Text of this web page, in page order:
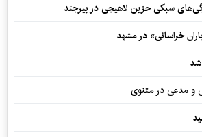
سبکی حزین لاهیجی در بیرجند
خراسانی» در مشهد
و مدعی در مثنوی